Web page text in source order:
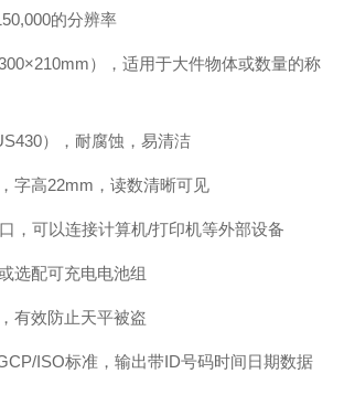
的分辨率
），适用于大件物体或数量的称
），耐腐蚀，易清洁
字高22mm，读数清晰可见
，可以连接计算机/打印机等外部设备
选配可充电电池组
有效防止天平被盗
ISO标准，输出带ID号码时间日期数据